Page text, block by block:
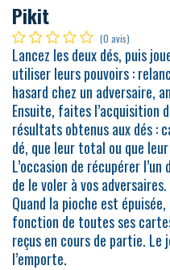
Pikit
(0 avis)
Lancez les deux dés, puis
utiliser leurs pouvoirs :
hasard chez un adversaire,
Ensuite, faites l’acquisition
résultats obtenus aux dés :
dé, que leur total ou que
L’occasion de récupérer
de le voler à vos adversaires.
Quand la pioche est
fonction de toutes ses
reçus en cours de partie.
l’emporte.